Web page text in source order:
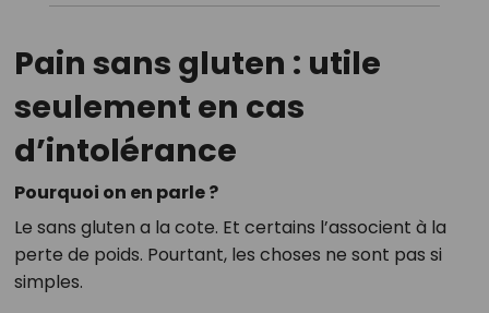
Pain sans gluten : utile
seulement en cas
d’intolérance
Pourquoi on en parle ?
Le sans gluten a la cote. Et certains l’associent à la
perte de poids. Pourtant, les choses ne sont pas si
simples.